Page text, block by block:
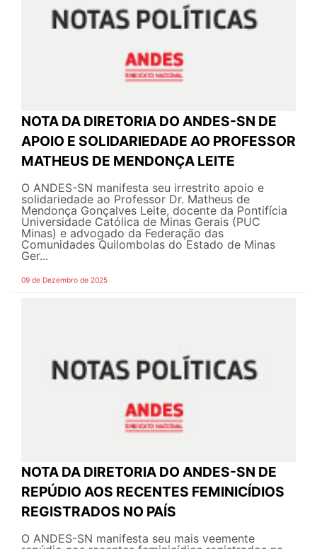
NOTA DA DIRETORIA DO ANDES-SN DE
APOIO E SOLIDARIEDADE AO PROFESSOR
MATHEUS DE MENDONÇA LEITE
O ANDES-SN manifesta seu irrestrito apoio e
solidariedade ao Professor Dr. Matheus de
Mendonça Gonçalves Leite, docente da Pontifícia
Universidade Católica de Minas Gerais (PUC
Minas) e advogado da Federação das
Comunidades Quilombolas do Estado de Minas
Ger...
09 de Dezembro de 2025
NOTA DA DIRETORIA DO ANDES-SN DE
REPÚDIO AOS RECENTES FEMINICÍDIOS
REGISTRADOS NO PAÍS
O ANDES-SN manifesta seu mais veemente